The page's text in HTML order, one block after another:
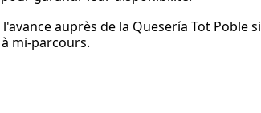
auprès de la Quesería Tot Poble si
mi-parcours.